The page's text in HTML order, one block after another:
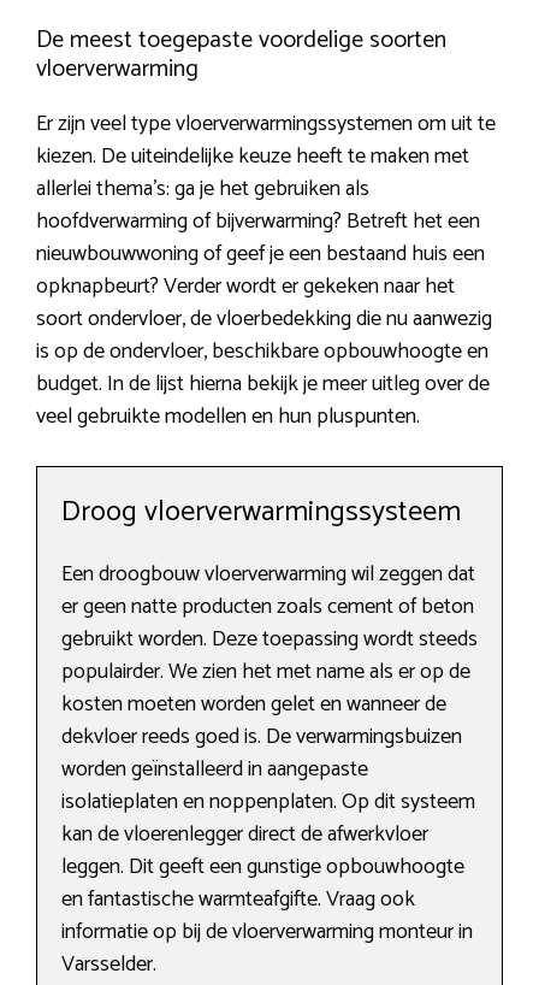
De meest toegepaste voordelige soorten
vloerverwarming
Er zijn veel type vloerverwarmingssystemen om uit te
kiezen. De uiteindelijke keuze heeft te maken met
allerlei thema’s: ga je het gebruiken als
hoofdverwarming of bijverwarming? Betreft het een
nieuwbouwwoning of geef je een bestaand huis een
opknapbeurt? Verder wordt er gekeken naar het
soort ondervloer, de vloerbedekking die nu aanwezig
is op de ondervloer, beschikbare opbouwhoogte en
budget. In de lijst hierna bekijk je meer uitleg over de
veel gebruikte modellen en hun pluspunten.
Droog vloerverwarmingssysteem
Een droogbouw vloerverwarming wil zeggen dat
er geen natte producten zoals cement of beton
gebruikt worden. Deze toepassing wordt steeds
populairder. We zien het met name als er op de
kosten moeten worden gelet en wanneer de
dekvloer reeds goed is. De verwarmingsbuizen
worden geïnstalleerd in aangepaste
isolatieplaten en noppenplaten. Op dit systeem
kan de vloerenlegger direct de afwerkvloer
leggen. Dit geeft een gunstige opbouwhoogte
en fantastische warmteafgifte. Vraag ook
informatie op bij de vloerverwarming monteur in
Varsselder.